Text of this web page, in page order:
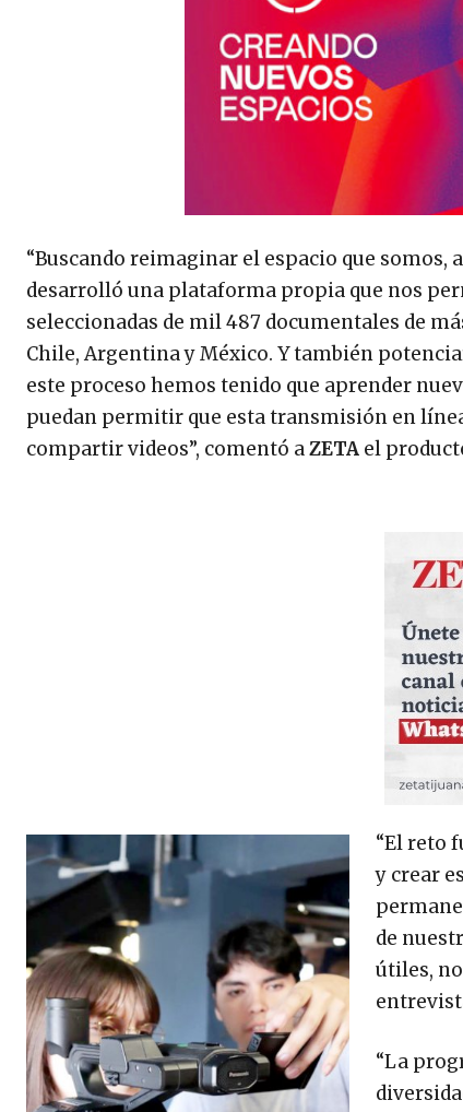
“Buscando reimaginar el espacio que
desarrolló una plataforma propia que nos
seleccionadas de mil 487 documentales de
Chile, Argentina y México. Y también
este proceso hemos tenido que aprender
puedan permitir que esta transmisión en
compartir videos”, comentó aZETA el
“El reto
y crear
de
útiles,
“La